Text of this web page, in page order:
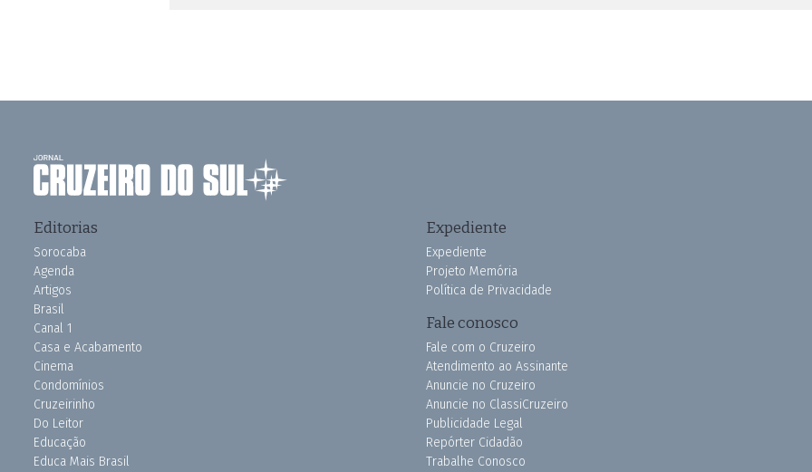
Editorias
Sorocaba
Agenda
Artigos
Brasil
Canal 1
Casa e Acabamento
Cinema
Condomínios
Cruzeirinho
Do Leitor
Educação
Educa Mais Brasil
Expediente
Expediente
Projeto Memória
Política de Privacidade
Fale conosco
Fale com o Cruzeiro
Atendimento ao Assinante
Anuncie no Cruzeiro
Anuncie no ClassiCruzeiro
Publicidade Legal
Repórter Cidadão
Trabalhe Conosco